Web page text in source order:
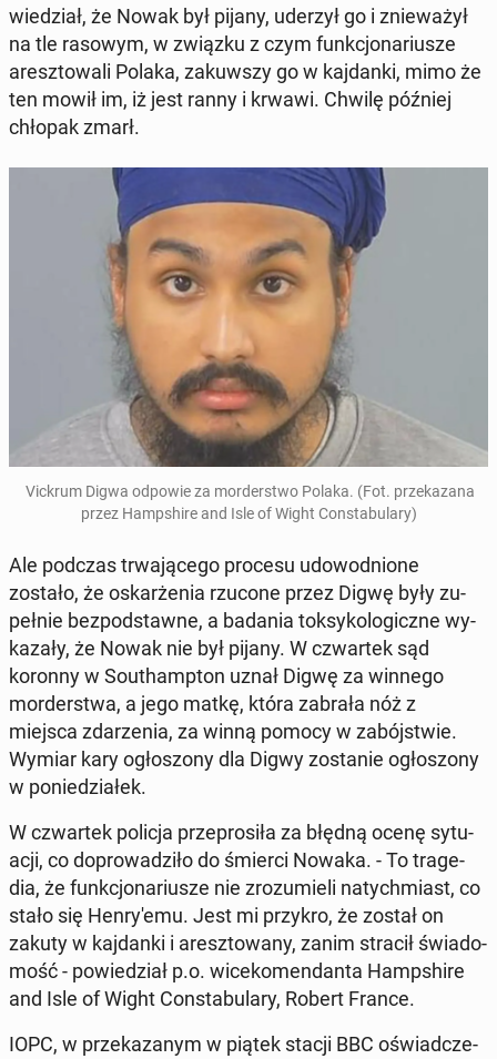
wie­dział, że Nowak był pijany, uderzył go i znie­wa­żył
na tle rasowym, w związku z czym funk­cjo­na­riu­sze
aresz­to­wa­li Polaka, za­kuw­szy go w kaj­dan­ki, mimo że
ten mowił im, iż jest ranny i krwawi. Chwilę później
chłopak zmarł.
Vickrum Digwa odpowie za mor­der­stwo Polaka. (Fot. prze­ka­za­na
przez Hamp­shi­re and Isle of Wight Con­sta­bu­la­ry)
Ale podczas trwa­ją­ce­go procesu udo­wod­nio­ne
zostało, że oskar­że­nia rzucone przez Digwę były zu­
peł­nie bez­pod­staw­ne, a badania tok­sy­ko­lo­gicz­ne wy­
ka­za­ły, że Nowak nie był pijany. W czwar­tek sąd
koronny w So­uthamp­ton uznał Digwę za winnego
mor­der­stwa, a jego matkę, która zabrała nóż z
miejsca zda­rze­nia, za winną pomocy w za­bój­stwie.
Wymiar kary ogło­szo­ny dla Digwy zo­sta­nie ogło­szo­ny
w po­nie­dzia­łek.
W czwar­tek policja prze­pro­si­ła za błędną ocenę sy­tu­
acji, co do­pro­wa­dzi­ło do śmierci Nowaka. - To tra­ge­
dia, że funk­cjo­na­riu­sze nie zro­zu­mie­li na­tych­miast, co
stało się Hen­ry­'e­mu. Jest mi przykro, że został on
zakuty w kaj­dan­ki i aresz­to­wa­ny, zanim stracił świa­do­
mość - po­wie­dział p.o. wi­ce­ko­men­dan­ta Hamp­shi­re
and Isle of Wight Con­sta­bu­la­ry, Robert France.
IOPC, w prze­ka­za­nym w piątek stacji BBC oświad­cze­